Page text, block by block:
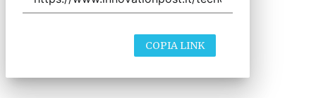
COPIA LINK